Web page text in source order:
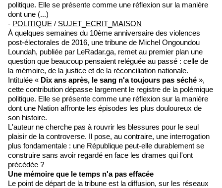
politique. Elle se présente comme une réflexion sur la manière
dont une (...)
- POLITIQUE / SUJET_ECRIT_MAISON
À quelques semaines du 10ème anniversaire des violences
post-électorales de 2016, une tribune de Michel Ongoundou
Loundah, publiée par LeRadar.ga, remet au premier plan une
question que beaucoup pensaient reléguée au passé : celle de
la mémoire, de la justice et de la réconciliation nationale.
Intitulée « Dix ans après, le sang n'a toujours pas séché »,
cette contribution dépasse largement le registre de la polémique
politique. Elle se présente comme une réflexion sur la manière
dont une Nation affronte les épisodes les plus douloureux de
son histoire.
L'auteur ne cherche pas à rouvrir les blessures pour le seul
plaisir de la controverse. Il pose, au contraire, une interrogation
plus fondamentale : une République peut-elle durablement se
construire sans avoir regardé en face les drames qui l'ont
précédée ?
Une mémoire que le temps n'a pas effacée
Le point de départ de la tribune est la diffusion, sur les réseaux